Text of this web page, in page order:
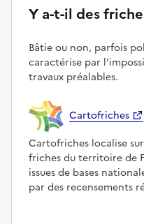
Y a-t-il des
Bâtie ou non, parfois
caractérise par
travaux préalables.
Cartofriches
Cartofriches localise
friches du territoire de
issues de bases
par des recensements